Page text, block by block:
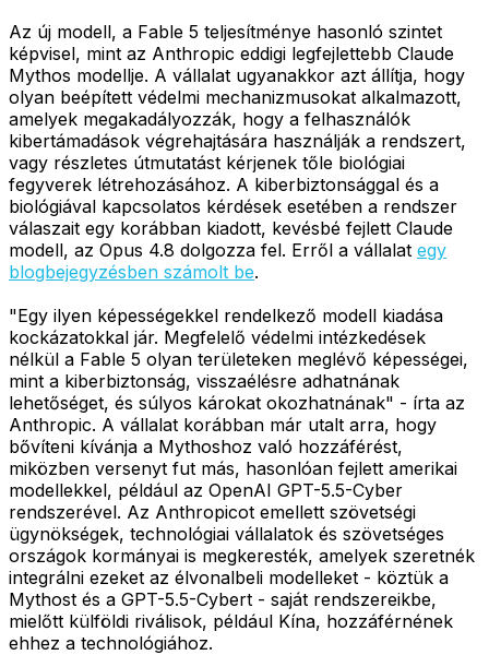
Az új modell, a Fable 5 teljesítménye hasonló szintet
képvisel, mint az Anthropic eddigi legfejlettebb Claude
Mythos modellje. A vállalat ugyanakkor azt állítja, hogy
olyan beépített védelmi mechanizmusokat alkalmazott,
amelyek megakadályozzák, hogy a felhasználók
kibertámadások végrehajtására használják a rendszert,
vagy részletes útmutatást kérjenek tőle biológiai
fegyverek létrehozásához. A kiberbiztonsággal és a
biológiával kapcsolatos kérdések esetében a rendszer
válaszait egy korábban kiadott, kevésbé fejlett Claude
modell, az Opus 4.8 dolgozza fel. Erről a vállalat egy
blogbejegyzésben számolt be.
"Egy ilyen képességekkel rendelkező modell kiadása
kockázatokkal jár. Megfelelő védelmi intézkedések
nélkül a Fable 5 olyan területeken meglévő képességei,
mint a kiberbiztonság, visszaélésre adhatnának
lehetőséget, és súlyos károkat okozhatnának" - írta az
Anthropic. A vállalat korábban már utalt arra, hogy
bővíteni kívánja a Mythoshoz való hozzáférést,
miközben versenyt fut más, hasonlóan fejlett amerikai
modellekkel, például az OpenAI GPT-5.5-Cyber
rendszerével. Az Anthropicot emellett szövetségi
ügynökségek, technológiai vállalatok és szövetséges
országok kormányai is megkeresték, amelyek szeretnék
integrálni ezeket az élvonalbeli modelleket - köztük a
Mythost és a GPT-5.5-Cybert - saját rendszereikbe,
mielőtt külföldi riválisok, például Kína, hozzáférnének
ehhez a technológiához.